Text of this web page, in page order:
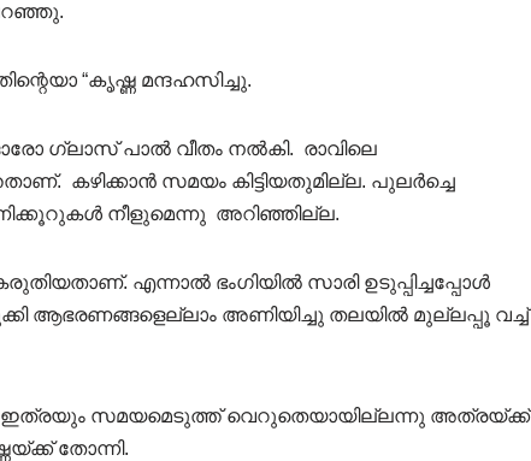
“കൃഷ്ണ മന്ദഹസിച്ചു.
ഗ്ലാസ് പാൽ വീതം നൽകി. രാവിലെ
കഴിക്കാൻ സമയം കിട്ടിയതുമില്ല. പുലർച്ചെ
നീളുമെന്നു അറിഞ്ഞില്ല.
എന്നാൽ ഭംഗിയിൽ സാരി ഉടുപ്പിച്ചപ്പോൾ
ആഭരണങ്ങളെല്ലാം അണിയിച്ചു തലയിൽ മുല്ലപ്പൂ വച്ച്
ഇത്രയും സമയമെടുത്ത് വെറുതെയായില്ലന്നു അത്രയ്ക്ക്
തോന്നി.